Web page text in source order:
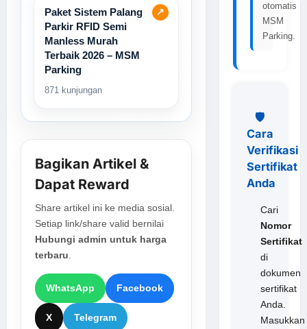
↗
Paket Sistem Palang
Parkir RFID Semi
Manless Murah
Terbaik 2026 – MSM
Parking
871 kunjungan
Bagikan Artikel &
Dapat Reward
Share artikel ini ke media sosial.
Setiap link/share valid bernilai
Hubungi admin untuk harga
terbaru
WhatsApp Facebook
X Telegram
otomatis
MSM
Parking.
🛡️
Cara
Verifikasi
Sertifikat
Anda
Cari
Nomor
Sertifikat
di
dokumen
sertifikat
Anda.
Masukkan